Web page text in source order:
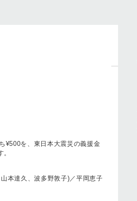
¥500を、東日本大震災の義援金
本達久、波多野敦子)／平岡恵子